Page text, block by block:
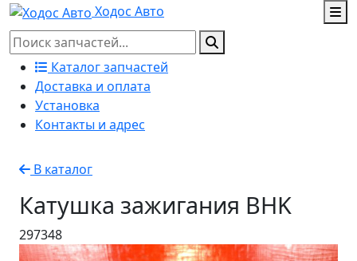
Ходос Авто
Каталог запчастей
Доставка и оплата
Установка
Контакты и адрес
В каталог
Катушка зажигания BHK
297348